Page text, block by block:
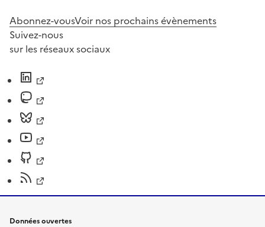
Abonnez-vousVoir nos prochains évènements
Suivez-nous
sur les réseaux sociaux
Données ouvertes